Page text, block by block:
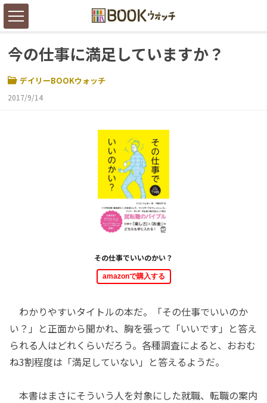
今の仕事に満足していますか？
デイリーBOOKウォッチ
2017/9/14
その仕事でいいのかい？
amazonで購入する
わかりやすいタイトルの本だ。「その仕事でいいのか
い？」と正面から聞かれ、胸を張って「いいです」と答え
られる人はどれくらいだろう。各種調査によると、おおむ
ね3割程度は「満足していない」と答えるようだ。
本書はまさにそういう人を対象にした就職、転職の案内